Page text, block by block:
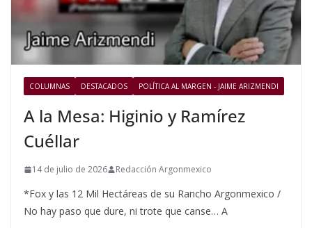
COLUMNAS DESTACADOS POLÍTICA AL MARGEN - JAIME ARIZMENDI
A la Mesa: Higinio y Ramírez
Cuéllar
14 de julio de 2026 Redacción Argonmexico
*Fox y las 12 Mil Hectáreas de su Rancho Argonmexico /
No hay paso que dure, ni trote que canse… A